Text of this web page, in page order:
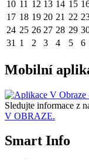
10 11 12 13 14 15
17 18 19 20 21 22
24 25 26 27 28 29
31 1 2 3 4 5 6
Mobilní
Sledujte informace z
V OBRAZE.
Smart Info